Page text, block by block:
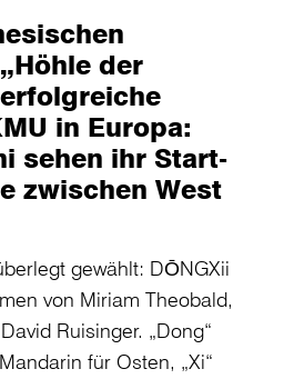
der
in Europa:
sehen ihr Start-
zwischen West
gewählt: DŌNGXii
von Miriam Theobald,
Ruisinger. „Dong“
für Osten, „Xi“